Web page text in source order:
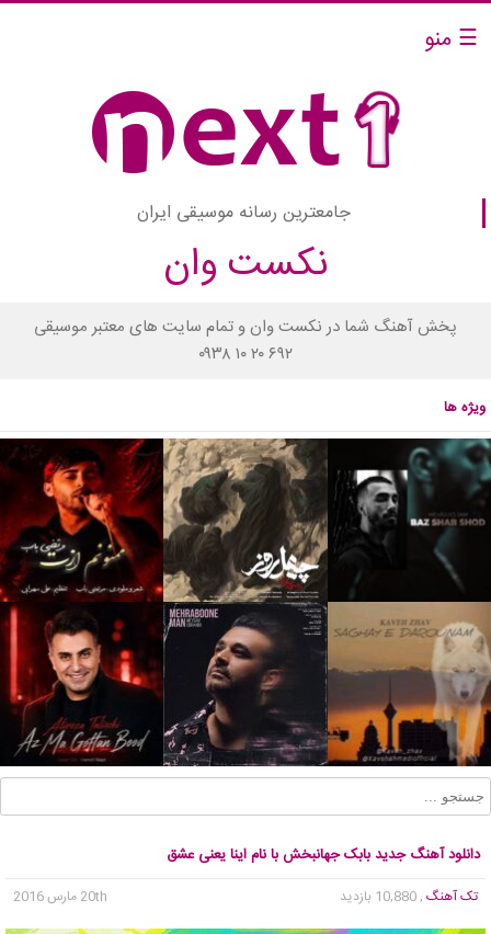
☰ منو
جامعترین رسانه موسیقی ایران
نکست وان
پخش آهنگ شما در نکست وان و تمام سایت های معتبر موسیقی
۰۹۳۸ ۱۰ ۲۰ ۶۹۲
ویژه ها
دانلود آهنگ جدید بابک جهانبخش با نام اینا یعنی عشق
تک آهنگ , 10,880 بازدید 20th مارس 2016